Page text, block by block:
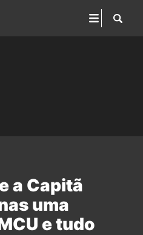
a Capitã
uma
e tudo